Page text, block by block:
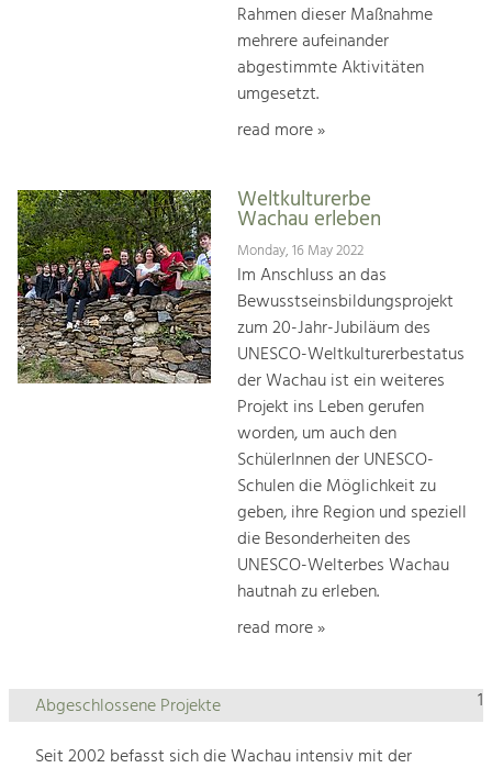
Rahmen dieser Maßnahme
mehrere aufeinander
abgestimmte Aktivitäten
umgesetzt.
read more »
Weltkulturerbe
Wachau erleben
Monday, 16 May 2022
Im Anschluss an das
Bewusstseinsbildungsprojekt
zum 20-Jahr-Jubiläum des
UNESCO-Weltkulturerbestatus
der Wachau ist ein weiteres
Projekt ins Leben gerufen
worden, um auch den
SchülerInnen der UNESCO-
Schulen die Möglichkeit zu
geben, ihre Region und speziell
die Besonderheiten des
UNESCO-Welterbes Wachau
hautnah zu erleben.
read more »
1
Abgeschlossene Projekte
Seit 2002 befasst sich die Wachau intensiv mit der